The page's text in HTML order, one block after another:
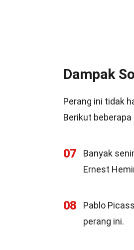
Dampak
Perang ini tidak
Berikut
07
Banyak
Ernest
08
Pablo
perang ini.